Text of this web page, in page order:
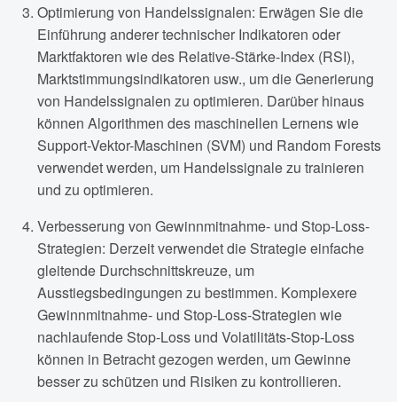
Optimierung von Handelssignalen: Erwägen Sie die
Einführung anderer technischer Indikatoren oder
Marktfaktoren wie des Relative-Stärke-Index (RSI),
Marktstimmungsindikatoren usw., um die Generierung
von Handelssignalen zu optimieren. Darüber hinaus
können Algorithmen des maschinellen Lernens wie
Support-Vektor-Maschinen (SVM) und Random Forests
verwendet werden, um Handelssignale zu trainieren
und zu optimieren.
Verbesserung von Gewinnmitnahme- und Stop-Loss-
Strategien: Derzeit verwendet die Strategie einfache
gleitende Durchschnittskreuze, um
Ausstiegsbedingungen zu bestimmen. Komplexere
Gewinnmitnahme- und Stop-Loss-Strategien wie
nachlaufende Stop-Loss und Volatilitäts-Stop-Loss
können in Betracht gezogen werden, um Gewinne
besser zu schützen und Risiken zu kontrollieren.